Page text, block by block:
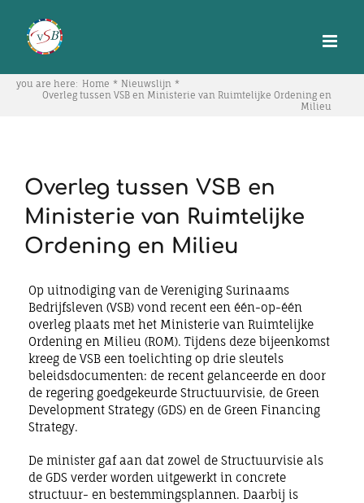
content
you are here: Home
Nieuwslijn
Overleg tussen VSB en Ministerie van Ruimtelijke Ordening en
Milieu
Overleg tussen VSB en
Ministerie van Ruimtelijke
Ordening en Milieu
Op uitnodiging van de Vereniging Surinaams
Bedrijfsleven (VSB) vond recent een één-op-één
overleg plaats met het Ministerie van Ruimtelijke
Ordening en Milieu (ROM). Tijdens deze bijeenkomst
kreeg de VSB een toelichting op drie sleutels
beleidsdocumenten: de recent gelanceerde en door
de regering goedgekeurde Structuurvisie, de Green
Development Strategy (GDS) en de Green Financing
Strategy.
De minister gaf aan dat zowel de Structuurvisie als
de GDS verder worden uitgewerkt in concrete
structuur- en bestemmingsplannen. Daarbij is